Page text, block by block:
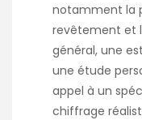
notamment la
revêtement et
général, une
une étude
appel à un
chiffrage